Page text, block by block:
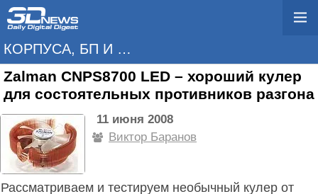
КОРПУСА, БП И ОХЛАЖДЕНИЕ
Zalman CNPS8700 LED – хороший кулер
для состоятельных противников разгона
11 июня 2008
Виктор Баранов
Рассматриваем и тестируем необычный кулер от